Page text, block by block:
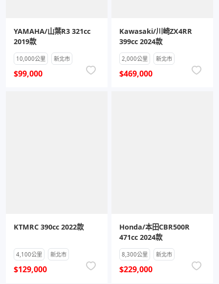
YAMAHA/山葉R3 321cc
2019款
10,000公里 新北市
$99,000
Kawasaki/川崎ZX4RR
399cc 2024款
2,000公里 新北市
$469,000
KTMRC 390cc 2022款
4,100公里 新北市
$129,000
Honda/本田CBR500R
471cc 2024款
8,300公里 新北市
$229,000